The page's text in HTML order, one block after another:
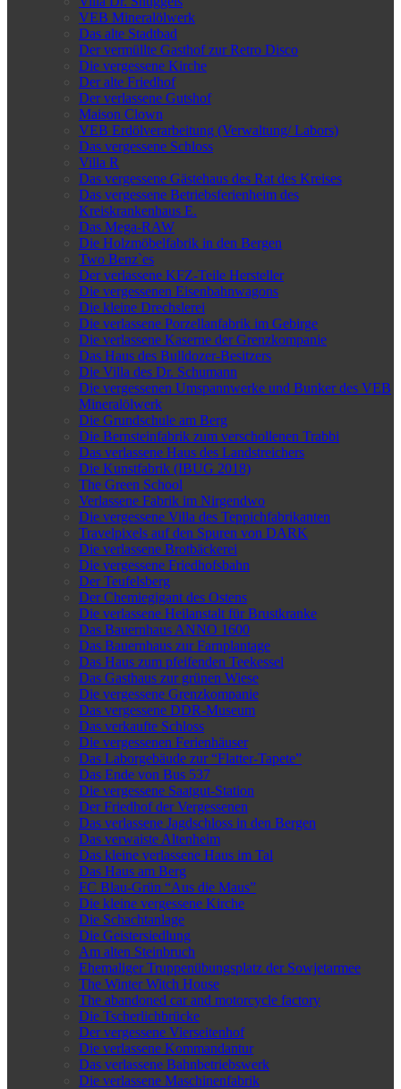
VEB Mineralölwerk
Das alte Stadtbad
Der vermüllte Gasthof zur Retro Disco
Die vergessene Kirche
Der alte Friedhof
Der verlassene Gutshof
Maison Clown
VEB Erdölverarbeitung (Verwaltung/ Labors)
Das vergessene Schloss
Villa R
Das vergessene Gästehaus des Rat des Kreises
Das vergessene Betriebsferienheim des
Kreiskrankenhaus E.
Das Mega-RAW
Die Holzmöbelfabrik in den Bergen
Two Benz`es
Der verlassene KFZ-Teile Hersteller
Die vergessenen Eisenbahnwagons
Die kleine Drechslerei
Die verlassene Porzellanfabrik im Gebirge
Die verlassene Kaserne der Grenzkompanie
Das Haus des Bulldozer-Besitzers
Die Villa des Dr. Schumann
Die vergessenen Umspannwerke und Bunker des VEB
Mineralölwerk
Die Grundschule am Berg
Die Bernsteinfabrik zum verschollenen Trabbi
Das verlassene Haus des Landstreichers
Die Kunstfabrik (IBUG 2018)
The Green School
Verlassene Fabrik im Nirgendwo
Die vergessene Villa des Teppichfabrikanten
Travelpixels auf den Spuren von DARK
Die verlassene Brotbäckerei
Die vergessene Friedhofsbahn
Der Teufelsberg
Der Chemiegigant des Ostens
Die verlassene Heilanstalt für Brustkranke
Das Bauernhaus ANNO 1600
Das Bauernhaus zur Farnplantage
Das Haus zum pfeifenden Teekessel
Das Gasthaus zur grünen Wiese
Die vergessene Grenzkompanie
Das vergessene DDR-Museum
Das verkaufte Schloss
Die vergessenen Ferienhäuser
Das Laborgebäude zur “Flatter-Tapete”
Das Ende von Bus 537
Die vergessene Saatgut-Station
Der Friedhof der Vergessenen
Das verlassene Jagdschloss in den Bergen
Das verwaiste Altenheim
Das kleine verlassene Haus im Tal
Das Haus am Berg
FC Blau-Grün “Aus die Maus”
Die kleine vergessene Kirche
Die Schachtanlage
Die Geistersiedlung
Am alten Steinbruch
Ehemaliger Truppenübungsplatz der Sowjetarmee
The Winter Witch House
The abandoned car and motorcycle factory
Die Tscherlichbrücke
Der vergessene Vierseitenhof
Die verlassene Kommandantur
Das verlassene Bahnbetriebswerk
Die verlassene Maschinenfabrik